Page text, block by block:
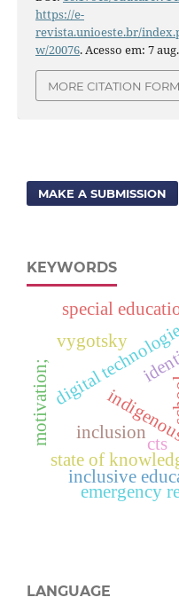
https://e-
revista.unioeste.br/
w/20076. Acesso em: 7
MORE CITATION
MAKE A SUBMISSION
KEYWORDS
state of
digital
vygotsky
cts
emergency
inclusion
inclusive
special
motivation;
LANGUAGE